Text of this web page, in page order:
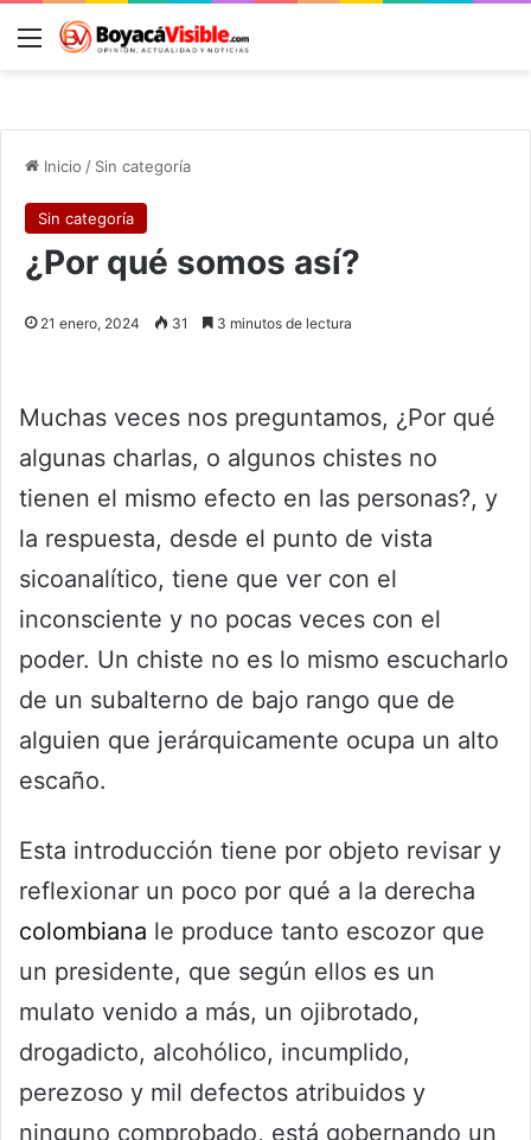
Menú
Inicio / Sin categoría
Sin categoría
¿Por qué somos así?
21 enero, 2024 31 3 minutos de lectura
Muchas veces nos preguntamos, ¿Por qué
algunas charlas, o algunos chistes no
tienen el mismo efecto en las personas?, y
la respuesta, desde el punto de vista
sicoanalítico, tiene que ver con el
inconsciente y no pocas veces con el
poder. Un chiste no es lo mismo escucharlo
de un subalterno de bajo rango que de
alguien que jerárquicamente ocupa un alto
escaño.
Esta introducción tiene por objeto revisar y
reflexionar un poco por qué a la derecha
colombiana le produce tanto escozor que
un presidente, que según ellos es un
mulato venido a más, un ojibrotado,
drogadicto, alcohólico, incumplido,
perezoso y mil defectos atribuidos y
ninguno comprobado, está gobernando un